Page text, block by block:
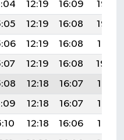
12:19 16:09
19:23
12:19 16:08
19:22
12:19 16:08
19:21
12:19 16:08
19:20
12:18 16:07
19:19
12:18 16:07
19:18
12:18 16:06
19:17